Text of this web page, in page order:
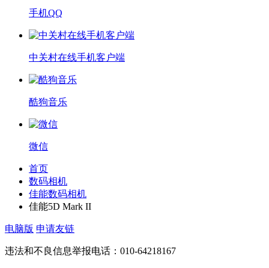
手机QQ
中关村在线手机客户端
酷狗音乐
微信
首页
数码相机
佳能数码相机
佳能5D Mark II
电脑版 申请友链
违法和不良信息举报电话：010-64218167